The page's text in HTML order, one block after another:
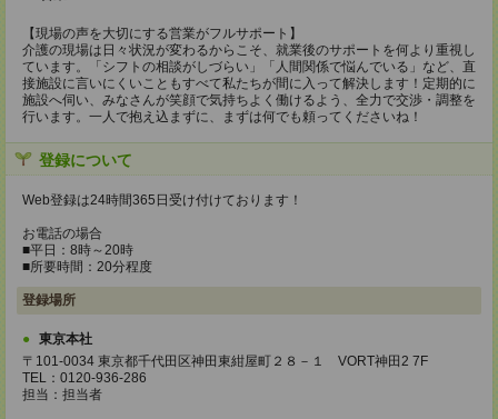
【現場の声を大切にする営業がフルサポート】
介護の現場は日々状況が変わるからこそ、就業後のサポートを何より重視し
ています。「シフトの相談がしづらい」「人間関係で悩んでいる」など、直
接施設に言いにくいこともすべて私たちが間に入って解決します！定期的に
施設へ伺い、みなさんが笑顔で気持ちよく働けるよう、全力で交渉・調整を
行います。一人で抱え込まずに、まずは何でも頼ってくださいね！
登録について
Web登録は24時間365日受け付けております！
お電話の場合
■平日：8時～20時
■所要時間：20分程度
登録場所
東京本社
〒101-0034 東京都千代田区神田東紺屋町２８－１ VORT神田2 7F
TEL：0120-936-286
担当：担当者